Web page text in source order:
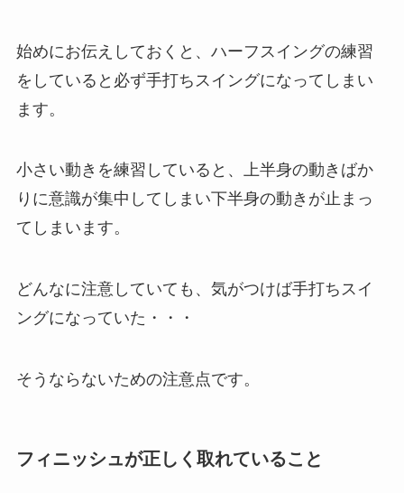
始めにお伝えしておくと、 ハーフスイングの練習
をしていると必ず手打ちスイングになってしまい
ます。
小さい動きを練習していると、上半身の動きばか
りに意識が集中してしまい下半身の動きが止まっ
てしまいます。
どんなに注意していても、気がつけば手打ちスイ
ングになっていた・・・
そうならないための注意点です。
フィニッシュが正しく取れていること